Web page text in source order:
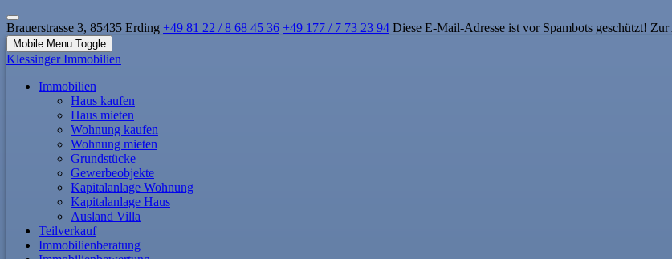
Brauerstrasse 3, 85435 Erding +49 81 22 / 8 68 45 36 +49 177 / 7 73 23 94 Diese E-Mail-Adresse ist vor Spambots geschützt!
Mobile Menu Toggle
Klessinger Immobilien
Immobilien
Haus kaufen
Haus mieten
Wohnung kaufen
Wohnung mieten
Grundstücke
Gewerbeobjekte
Kapitalanlage Wohnung
Kapitalanlage Haus
Ausland Villa
Teilverkauf
Immobilienberatung